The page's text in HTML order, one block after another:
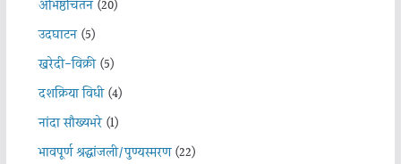
अभिष्ठचिंतन(20)
उदघाटन(5)
खरेदी-विक्री(5)
दशक्रिया विधी(4)
नांदा सौख्यभरे(1)
भावपूर्ण श्रद्धांजली/पुण्यस्मरण(22)